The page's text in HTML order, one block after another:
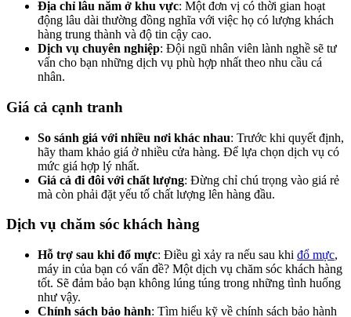
Địa chỉ lâu năm ở khu vực: Một đơn vị có thời gian hoạt
động lâu dài thường đồng nghĩa với việc họ có lượng khách
hàng trung thành và độ tin cậy cao.
Dịch vụ chuyên nghiệp: Đội ngũ nhân viên lành nghề sẽ tư
vấn cho bạn những dịch vụ phù hợp nhất theo nhu cầu cá
nhân.
Giá cả cạnh tranh
So sánh giá với nhiều nơi khác nhau: Trước khi quyết định,
hãy tham khảo giá ở nhiều cửa hàng. Để lựa chọn dịch vụ có
mức giá hợp lý nhất.
Giá cả đi đôi với chất lượng: Đừng chỉ chú trọng vào giá rẻ
mà còn phải đặt yếu tố chất lượng lên hàng đầu.
Dịch vụ chăm sóc khách hàng
Hỗ trợ sau khi đổ mực: Điều gì xảy ra nếu sau khi đổ mực,
máy in của bạn có vấn đề? Một dịch vụ chăm sóc khách hàng
tốt. Sẽ đảm bảo bạn không lúng túng trong những tình huống
như vậy.
Chính sách bảo hành: Tìm hiểu kỹ về chính sách bảo hành